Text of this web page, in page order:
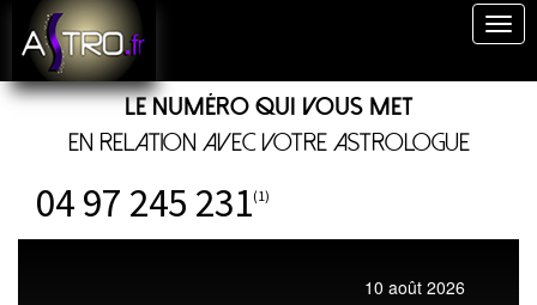
Le numéro qui vous met
en relation avec votre astrologue
04 97 245 231(1)
10 août 2026